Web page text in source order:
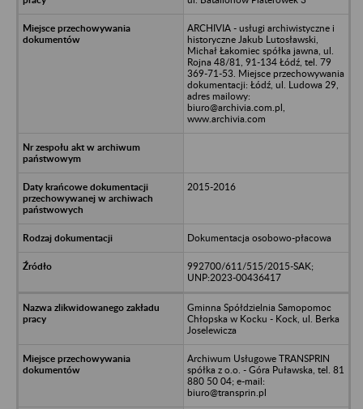
ARCHIVIA - usługi archiwistyczne i
historyczne Jakub Lutosławski,
Michał Łakomiec spółka jawna, ul.
Rojna 48/81, 91-134 Łódź, tel. 79
369-71-53. Miejsce przechowywania
dokumentacji: Łódź, ul. Ludowa 29,
adres mailowy:
biuro@archivia.com.pl,
www.archivia.com
2015-2016
Dokumentacja osobowo-płacowa
992700/611/515/2015-SAK;
UNP:2023-00436417
Gminna Spółdzielnia Samopomoc
Chłopska w Kocku - Kock, ul. Berka
Joselewicza
Archiwum Usługowe TRANSPRIN
spółka z o.o. - Góra Puławska, tel. 81
880 50 04; e-mail:
biuro@transprin.pl